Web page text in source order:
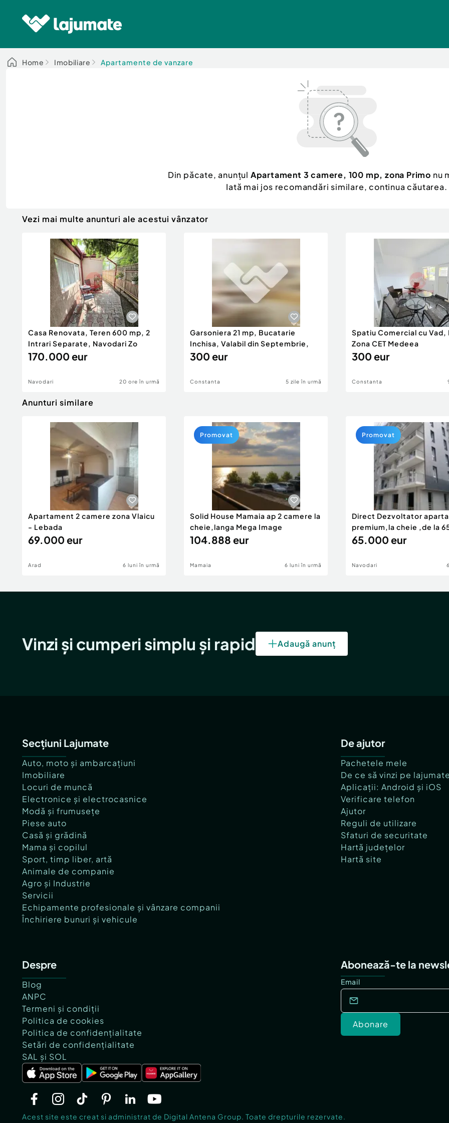
Home Imobiliare Apartamente de vanzare
Din păcate, anunțul Apartament 3 camere, 100 mp, zona Primo nu
Iată mai jos recomandări similare, continua căutarea.
Vezi mai multe anunturi ale acestui vânzator
Casa Renovata, Teren 600 mp, 2
Intrari Separate, Navodari Zo
170.000 eur
Navodari 20 ore în urmă
Garsoniera 21 mp, Bucatarie
Inchisa, Valabil din Septembrie,
300 eur
Constanta 5 zile în urmă
Spatiu Comercial cu
Zona CET Medeea
300 eur
Constanta
Anunturi similare
Apartament 2 camere zona Vlaicu
- Lebada
69.000 eur
Arad 6 luni în urmă
Solid House Mamaia ap 2 camere la
cheie,langa Mega Image
104.888 eur
Mamaia 6 luni în urmă
Promovat
Direct Dezvoltator
premium,la cheie ,de la
eur
65.000 eur
Navodari
Promovat
Vinzi și cumperi simplu și rapid Adaugă anunț
Secțiuni Lajumate
Auto, moto și ambarcațiuni
Imobiliare
Locuri de muncă
Electronice și electrocasnice
Modă și frumusețe
Piese auto
Casă și grădină
Mama și copilul
Sport, timp liber, artă
Animale de companie
Agro și Industrie
Servicii
Echipamente profesionale și vânzare companii
Închiriere bunuri și vehicule
De ajutor
Pachetele mele
De ce să vinzi pe
Aplicații: Android și iOS
Verificare telefon
Ajutor
Reguli de utilizare
Sfaturi de securitate
Hartă județelor
Hartă site
Despre
Blog
ANPC
Termeni și condiții
Politica de cookies
Politica de confidențialitate
Setări de confidențialitate
SAL și SOL
Abonează-te la
Email
Abonare
Acest site este creat si administrat de Digital Antena Group. Toate drepturile rezervate.